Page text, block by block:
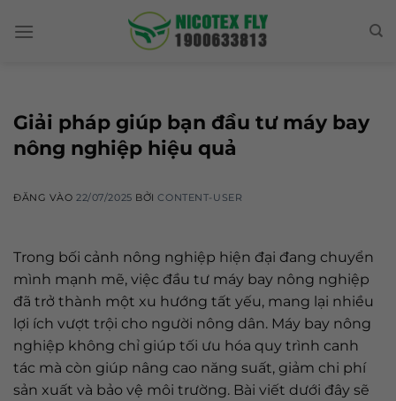
Giải pháp giúp bạn đầu tư máy bay
nông nghiệp hiệu quả
ĐĂNG VÀO22/07/2025 BỞICONTENT-USER
Trong bối cảnh nông nghiệp hiện đại đang chuyển
mình mạnh mẽ, việc đầu tư máy bay nông nghiệp
đã trở thành một xu hướng tất yếu, mang lại nhiều
lợi ích vượt trội cho người nông dân. Máy bay nông
nghiệp không chỉ giúp tối ưu hóa quy trình canh
tác mà còn giúp nâng cao năng suất, giảm chi phí
sản xuất và bảo vệ môi trường. Bài viết dưới đây sẽ